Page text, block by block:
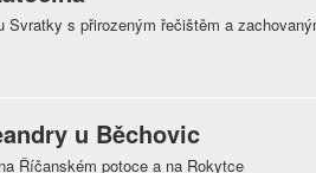
Svratky s přirozeným řečištěm a
u Běchovic
Říčanském potoce a na Rokytce